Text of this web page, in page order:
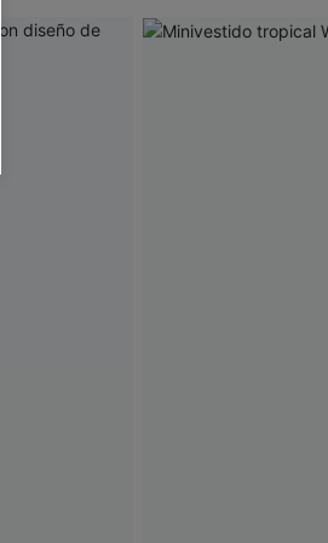
formulario, usted acepta nuestros
de Cupshe en cualquier momento del
y ofertas adaptados a su perfil.